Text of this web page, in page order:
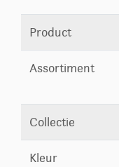
Product
Assortiment
Collectie
Kleur